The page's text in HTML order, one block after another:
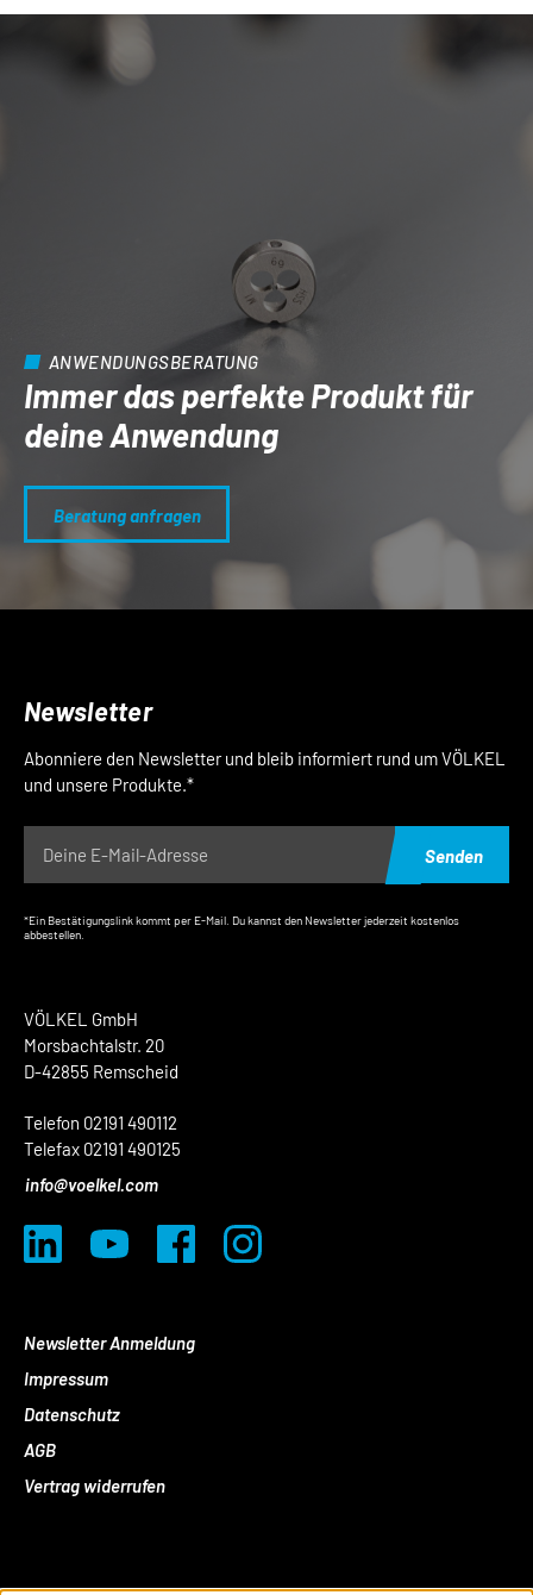
ANWENDUNGSBERATUNG
Immer das perfekte Produkt für
deine Anwendung
Beratung anfragen
VÖLKEL GmbH
Morsbachtalstr. 20
D-42855 Remscheid
Telefon 02191 490112
Telefax 02191 490125
info@voelkel.com
Newsletter Anmeldung
Impressum
Datenschutz
AGB
Vertrag widerrufen
Newsletter
Abonniere den Newsletter und bleib informiert rund um VÖLKEL
und unsere Produkte.*
Senden
*Ein Bestätigungslink kommt per E-Mail. Du kannst den Newsletter jederzeit kostenlos
abbestellen.